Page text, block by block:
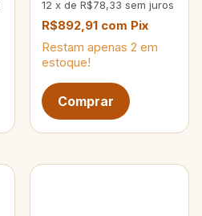
12 x de R$78,33 sem juros
R$892,91 com Pix
Restam apenas 2 em
estoque!